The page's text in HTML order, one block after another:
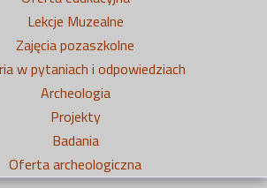
Lekcje Muzealne
Zajęcia pozaszkolne
w pytaniach i odpowiedziach
Archeologia
Projekty
Badania
Oferta archeologiczna